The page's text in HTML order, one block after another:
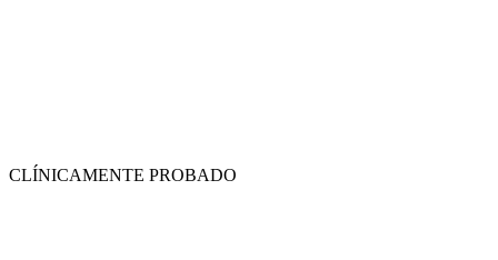
CLÍNICAMENTE PROBADO